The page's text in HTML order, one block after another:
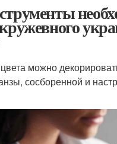
можно
сосборенной и